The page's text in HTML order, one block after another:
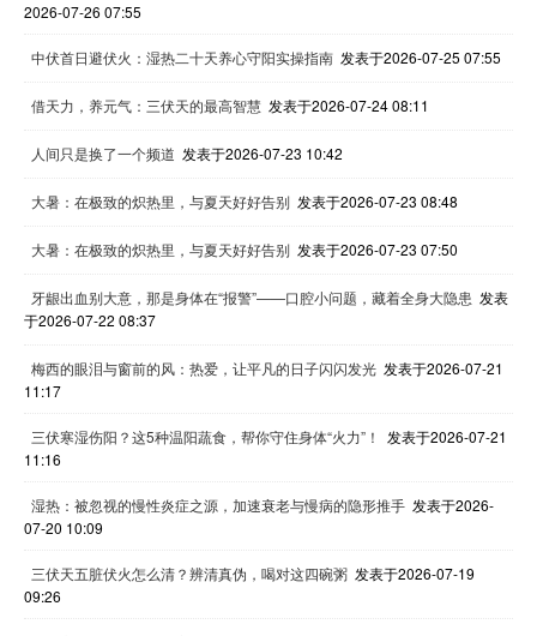
2026-07-26 07:55
中伏首日避伏火：湿热二十天养心守阳实操指南 发表于2026-07-25 07:55
借天力，养元气：三伏天的最高智慧 发表于2026-07-24 08:11
人间只是换了一个频道 发表于2026-07-23 10:42
大暑：在极致的炽热里，与夏天好好告别 发表于2026-07-23 08:48
大暑：在极致的炽热里，与夏天好好告别 发表于2026-07-23 07:50
牙龈出血别大意，那是身体在“报警”——口腔小问题，藏着全身大隐患 发表
于2026-07-22 08:37
梅西的眼泪与窗前的风：热爱，让平凡的日子闪闪发光 发表于2026-07-21
11:17
三伏寒湿伤阳？这5种温阳蔬食，帮你守住身体“火力”！
发表于2026-07-21
11:16
湿热：被忽视的慢性炎症之源，加速衰老与慢病的隐形推手 发表于2026-
07-20 10:09
三伏天五脏伏火怎么清？辨清真伪，喝对这四碗粥 发表于2026-07-19
09:26